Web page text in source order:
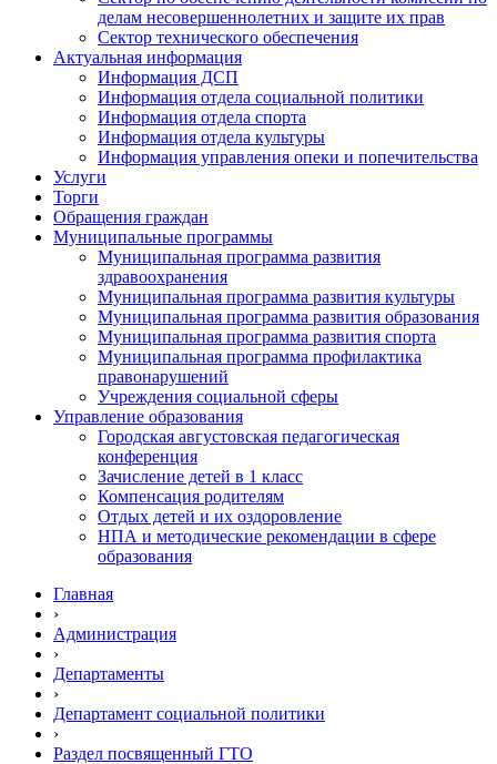
делам несовершеннолетних и защите их прав
Сектор технического обеспечения
Актуальная информация
Информация ДСП
Информация отдела социальной политики
Информация отдела спорта
Информация отдела культуры
Информация управления опеки и попечительства
Услуги
Торги
Обращения граждан
Муниципальные программы
Муниципальная программа развития
здравоохранения
Муниципальная программа развития культуры
Муниципальная программа развития образования
Муниципальная программа развития спорта
Муниципальная программа профилактика
правонарушений
Учреждения социальной сферы
Управление образования
Городская августовская педагогическая
конференция
Зачисление детей в 1 класс
Компенсация родителям
Отдых детей и их оздоровление
НПА и методические рекомендации в сфере
образования
Главная
›
Администрация
›
Департаменты
›
Департамент социальной политики
›
Раздел посвященный ГТО